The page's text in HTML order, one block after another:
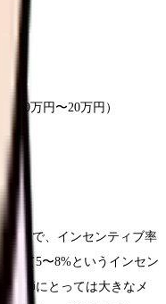
10万円〜20万円）
ックで、インセンティブ率
して5〜8%というインセン
護師にとっては大きなメ